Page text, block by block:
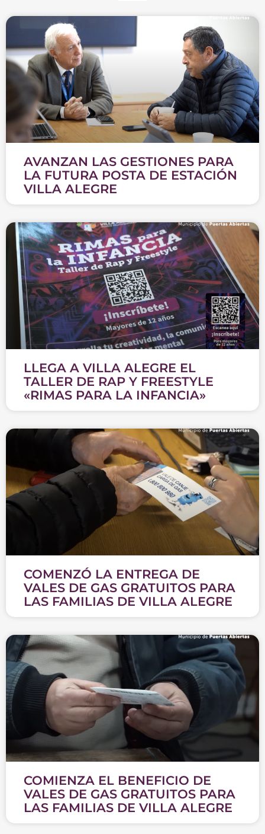
AVANZAN LAS GESTIONES PARA
LA FUTURA POSTA DE ESTACIÓN
VILLA ALEGRE
LLEGA A VILLA ALEGRE EL
TALLER DE RAP Y FREESTYLE
«RIMAS PARA LA INFANCIA»
COMENZÓ LA ENTREGA DE
VALES DE GAS GRATUITOS PARA
LAS FAMILIAS DE VILLA ALEGRE
COMIENZA EL BENEFICIO DE
VALES DE GAS GRATUITOS PARA
LAS FAMILIAS DE VILLA ALEGRE